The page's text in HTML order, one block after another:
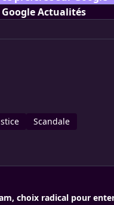
Google Actualités
Scandale
choix radical pour